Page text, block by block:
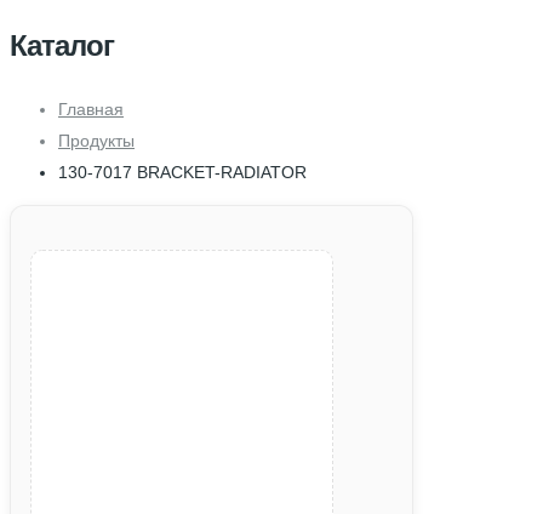
Каталог
Главная
Продукты
130-7017 BRACKET-RADIATOR